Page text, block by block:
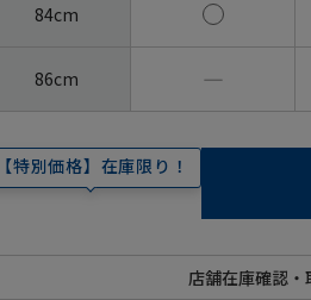
84cm
86cm ―
【特別価格】在庫限り！